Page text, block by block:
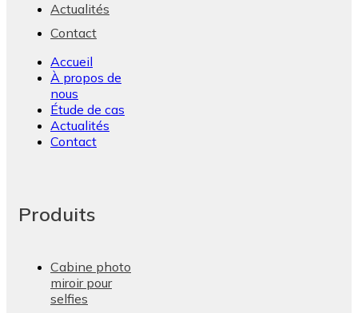
Actualités
Contact
Accueil
À propos de
nous
Étude de cas
Actualités
Contact
Produits
Cabine photo
miroir pour
selfies